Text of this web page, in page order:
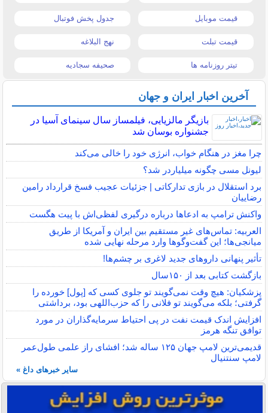
قیمت موبایل جدول پخش فوتبال
قیمت تبلت نهج البلاغه
تیتر روزنامه ها صحیفه سجادیه
آخرین اخبار ایران و جهان
بازیگر مالزیایی، فیلمساز سال سینمای آسیا در
جشنواره بوسان شد
چرا مغز در هنگام خواب، انرژی خود را خالی می‌کند
لیونل مسی چگونه میلیاردر شد؟
برد استقلال در بازی تدارکاتی | جزئیات عجیب فسخ قرارداد رامین
رضاییان
واکنش ترامپ به ادعاها درباره درگیری لفظی‌اش با پیت هگست
العربیه: تماس‌های غیر مستقیم بین ایران و آمریکا از طریق
میانجی‌ها؛ این گفت‌و‌گو‌ها وارد مرحله نهایی شده
تأثیر پنهانی داروهای جدید لاغری بر چشم‌ها!
بازگشت کتابی بعد از ۱۵۰سال
پزشکیان: هیچ وقت نمی‌گویند تو جلوی کسی که [پول] خورده را
گرفتی؛ بلکه می‌گویند تو فلانی را که حزب‌اللهی بود، برداشتی
افزایش اندک قیمت نفت در پی احتیاط سرمایه‌گذاران در مورد
توافق تنگه هرمز
قدیمی‌ترین لامپ جهان ۱۲۵ ساله شد؛ افشای راز علمی طول‌عمر
لامپ سنتنیال
سایر خبرهای داغ »